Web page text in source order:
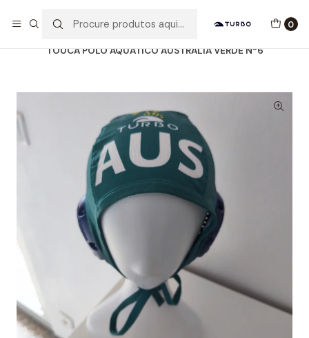
0
TOUCA POLO AQUÁTICO AUSTRALIA VERDE Nº6